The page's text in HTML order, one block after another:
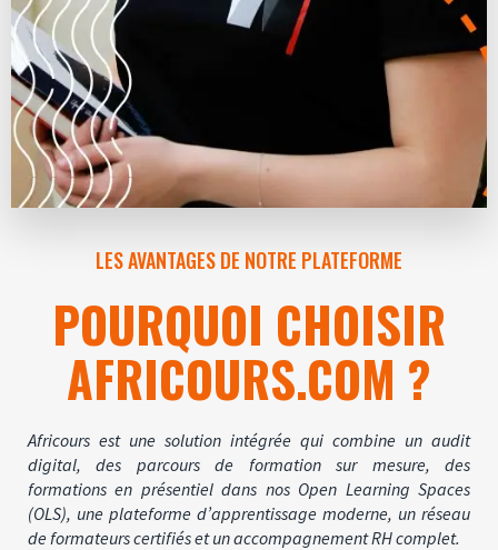
LES AVANTAGES DE NOTRE PLATEFORME
POURQUOI CHOISIR
AFRICOURS.COM ?
Africours est une solution intégrée qui combine un audit
digital, des parcours de formation sur mesure, des
formations en présentiel dans nos Open Learning Spaces
(OLS), une plateforme d’apprentissage moderne, un réseau
de formateurs certifiés et un accompagnement RH complet.